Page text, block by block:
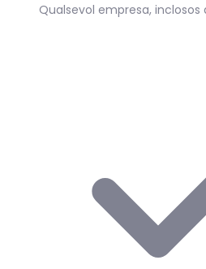
Qualsevol empresa,